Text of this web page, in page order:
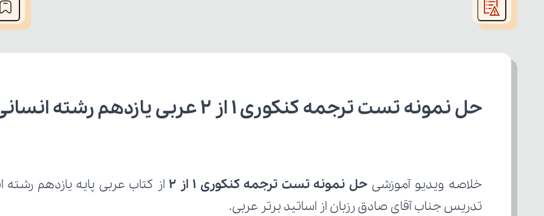
حل نمونه تست ترجمه کنکوری ۱ از ۲ عربی یازدهم رشته انسانی
خلاصه ویدیو آموزشی حل نمونه تست ترجمه کنکوری ۱ از ۲
تدریس جناب آقای صادق رزبان از اساتید برتر عربی.